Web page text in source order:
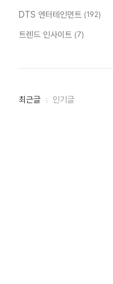
DTS 엔터테인먼트 (192)
트렌드 인사이트 (7)
최
최근글 인기글